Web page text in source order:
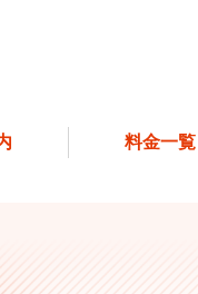
料金一覧